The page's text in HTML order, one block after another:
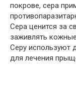
покрове, сера
Сера ценится за
заживлять
Серу используют
для лечения